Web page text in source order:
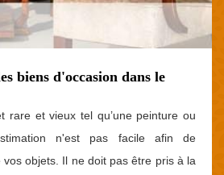
biens d'occasion dans le
rare et vieux tel qu’une peinture ou
n'est pas facile afin de
objets. Il ne doit pas être pris à la